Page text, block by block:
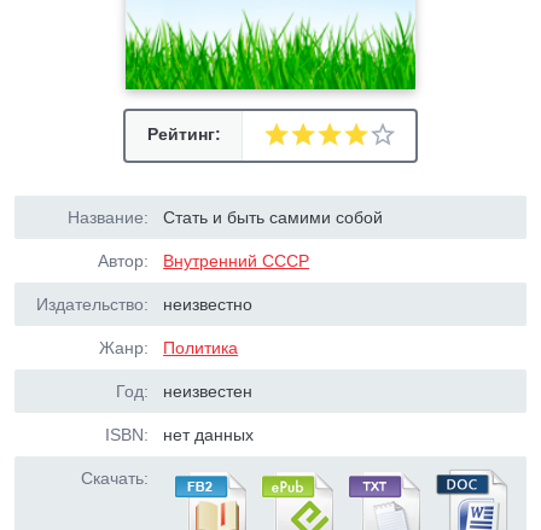
Рейтинг:
Название: Стать и быть самими собой
Автор: Внутренний СССР
Издательство: неизвестно
Жанр: Политика
Год: неизвестен
ISBN: нет данных
Скачать: